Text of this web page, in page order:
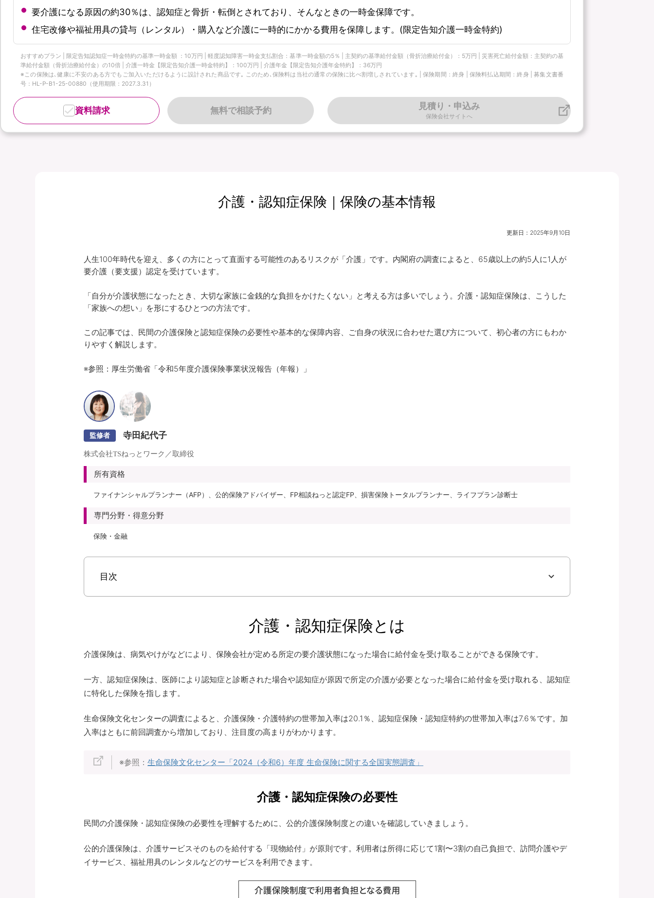
要介護になる原因の約30％は、認知症と骨折・転倒とされており、そんなときの一時金保障です。
住宅改修や福祉用具の貸与（レンタル）・購入など介護に一時的にかかる費用を保障します。(限定告知介護一時金特約)
おすすめプラン | 限定告知認知症一時金特約の基準一時金額 ：10万円 | 軽度認知障害一時金支払割合：基準一時金額の5％ | 主契約の基準給付金額（骨折治療給付金）：5万円 | 災害死亡給付金額：主契約の基
準給付金額（骨折治療給付金）の10倍 | 介護一時金【限定告知介護一時金特約】：100万円 | 介護年金【限定告知介護年金特約】：36万円
※この保険は､健康に不安のある方でもご加入いただけるように設計された商品です｡ このため､保険料は当社の通常の保険に比べ割増しされています｡ | 保険期間：終身 | 保険料払込期間：終身 | 募集文書番
号：HL-P-B1-25-00880（使用期限：2027.3.31）
無料で相談予約
資料請求 見積り・申込み
保険会社サイトへ
介護・認知症保険｜保険の基本情報
更新日： 2025年9月10日
人生100年時代を迎え、多くの方にとって直面する可能性のあるリスクが「介護」です。内閣府の調査によると、65歳以上の約5人に1人が
要介護（要支援）認定を受けています。
「自分が介護状態になったとき、大切な家族に金銭的な負担をかけたくない」と考える方は多いでしょう。介護・認知症保険は、こうした
「家族への想い」を形にするひとつの方法です。
この記事では、民間の介護保険と認知症保険の必要性や基本的な保障内容、ご自身の状況に合わせた選び方について、初心者の方にもわか
りやすく解説します。
※参照：厚生労働省「令和5年度介護保険事業状況報告（年報）」
監修者 寺田紀代子
株式会社TSねっとワーク／取締役
所有資格
ファイナンシャルプランナー（AFP）、公的保険アドバイザー、FP相談ねっと認定FP、損害保険トータルプランナー、ライフプラン診断士
専門分野・得意分野
保険・金融
目次
介護・認知症保険とは
介護保険は、病気やけがなどにより、保険会社が定める所定の要介護状態になった場合に給付金を受け取ることができる保険です。
一方、認知症保険は、医師により認知症と診断された場合や認知症が原因で所定の介護が必要となった場合に給付金を受け取れる、認知症
に特化した保険を指します。
生命保険文化センターの調査によると、介護保険・介護特約の世帯加入率は20.1％、認知症保険・認知症特約の世帯加入率は7.6％です。加
入率はともに前回調査から増加しており、注目度の高まりがわかります。
※参照： 生命保険文化センター「2024（令和6）年度 生命保険に関する全国実態調査」
介護・認知症保険の必要性
民間の介護保険・認知症保険の必要性を理解するために、公的介護保険制度との違いを確認していきましょう。
公的介護保険は、介護サービスそのものを給付する「現物給付」が原則です。利用者は所得に応じて1割〜3割の自己負担で、訪問介護やデ
イサービス、福祉用具のレンタルなどのサービスを利用できます。